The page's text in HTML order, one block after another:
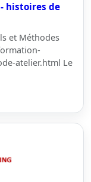
histoires de
et Méthodes
atelier.html Le